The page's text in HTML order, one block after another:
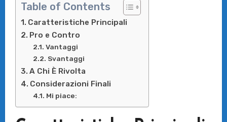
Table of Contents
Caratteristiche Principali
Pro e Contro
Vantaggi
Svantaggi
A Chi È Rivolta
Considerazioni Finali
Mi piace: